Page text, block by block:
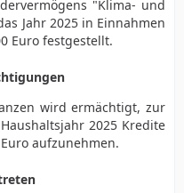
"Klima- und
Jahr 2025 in Einnahmen
Euro festgestellt.
wird ermächtigt, zur
2025 Kredite
aufzunehmen.